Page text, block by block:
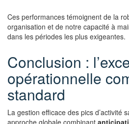
Ces performances témoignent de la
organisation et de notre capacité à
dans les périodes les plus exigeantes.
Conclusion :
opérationnelle
standard
La gestion efficace des pics d’activité
approche globale combinant